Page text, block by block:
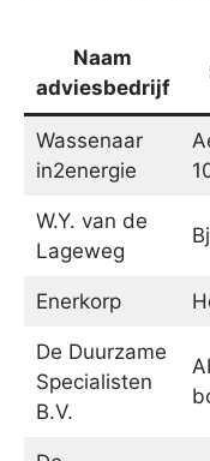
Naam
adviesbedrijf
Wassenaar
in2energie
W.Y. van de
Lageweg
Enerkorp
De Duurzame
Specialisten
B.V.